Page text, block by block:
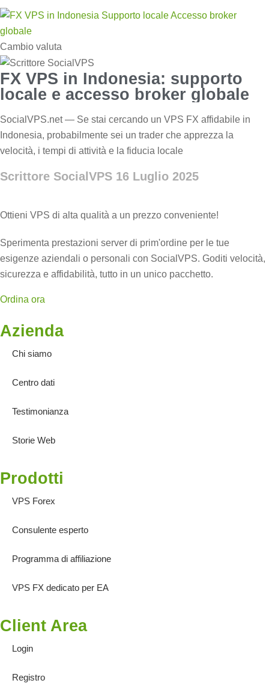
Cambio valuta
FX VPS in Indonesia: supporto
locale e accesso broker globale
SocialVPS.net — Se stai cercando un VPS FX affidabile in
Indonesia, probabilmente sei un trader che apprezza la
velocità, i tempi di attività e la fiducia locale
Scrittore SocialVPS 16 Luglio 2025
Ottieni VPS di alta qualità a un prezzo conveniente!
Sperimenta prestazioni server di prim'ordine per le tue
esigenze aziendali o personali con SocialVPS. Goditi velocità,
sicurezza e affidabilità, tutto in un unico pacchetto.
Ordina ora
Azienda
Chi siamo
Centro dati
Testimonianza
Storie Web
Prodotti
VPS Forex
Consulente esperto
Programma di affiliazione
VPS FX dedicato per EA
Client Area
Login
Registro